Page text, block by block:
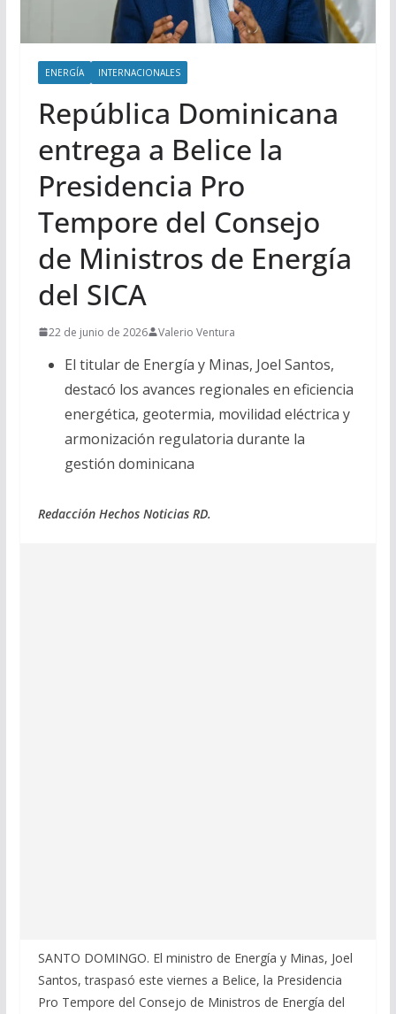
ENERGÍA INTERNACIONALES
República Dominicana
entrega a Belice la
Presidencia Pro
Tempore del Consejo
de Ministros de Energía
del SICA
22 de junio de 2026 Valerio Ventura
El titular de Energía y Minas, Joel Santos,
destacó los avances regionales en eficiencia
energética, geotermia, movilidad eléctrica y
armonización regulatoria durante la
gestión dominicana
Redacción Hechos Noticias RD.
SANTO DOMINGO. El ministro de Energía y Minas, Joel
Santos, traspasó este viernes a Belice, la Presidencia
Pro Tempore del Consejo de Ministros de Energía del